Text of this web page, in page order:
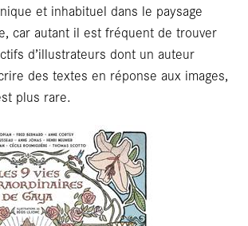
et inhabituel dans le paysage
car autant il est fréquent de trouver
d’illustrateurs dont un auteur
des textes en réponse aux images,
plus rare.